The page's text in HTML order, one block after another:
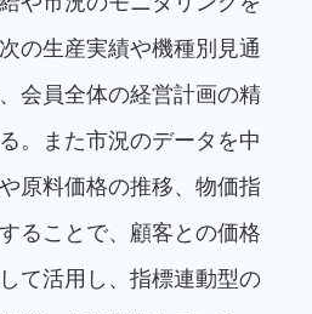
の生産実績や機種別見通
会員全体の経営計画の精
。また市況のデータを中
原料価格の推移、物価指
ることで、顧客との価格
て活用し、指標連動型の